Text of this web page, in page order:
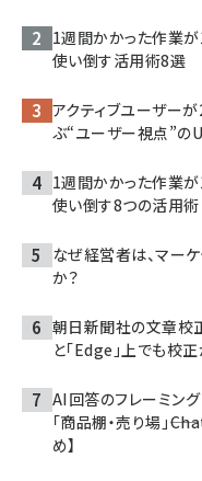
1週間かかった作業
使い倒す活用術8選
アクティブユーザー
ぶ“ユーザー視点”の
1週間かかった作業
使い倒す8つの活用術
なぜ経営者は、マー
か？
朝日新聞社の文章校
と「Edge」上でも校
AI回答のフレーミング
「商品棚・売り場」
め】